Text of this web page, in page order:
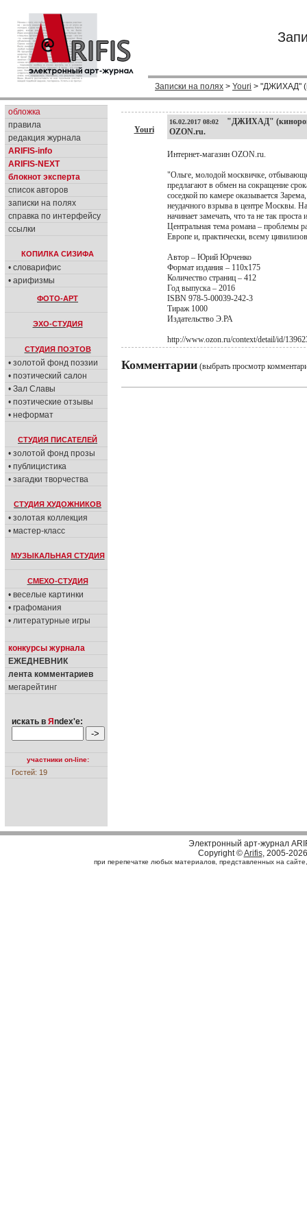
Записки на полях > Youri > "ДЖИХАД"
обложка
правила
редакция журнала
ARIFIS-info
ARIFIS-NEXT
блокнот эксперта
список авторов
записки на полях
справка по интерфейсу
ссылки
КОПИЛКА СИЗИФА
• словарифис
• арифизмы
ФОТО-АРТ
ЭХО-СТУДИЯ
СТУДИЯ ПОЭТОВ
• золотой фонд поэзии
• поэтический салон
• Зал Славы
• поэтические отзывы
• неформат
СТУДИЯ ПИСАТЕЛЕЙ
• золотой фонд прозы
• публицистика
• загадки творчества
СТУДИЯ ХУДОЖНИКОВ
• золотая коллекция
• мастер-класс
МУЗЫКАЛЬНАЯ СТУДИЯ
СМЕХО-СТУДИЯ
• веселые картинки
• графомания
• литературные игры
конкурсы журнала
ЕЖЕДНЕВНИК
лента комментариев
мегарейтинг
искать в Я ndex'е:
участники on-line:
Гостей: 19
Youri
16.02.2017 08:02
"ДЖИХАД"
OZON.ru.
Интернет-магазин OZON.ru.
"Ольге, молодой москвичке,
предлагают в обмен на сокращение
соседкой по камере оказывается
неудачного взрыва в центре Москвы.
начинает замечать, что та не так
Центральная тема романа – проблемы
Европе и, практически, всему
Автор – Юрий Юрченко
Формат издания – 110x175
Количество страниц – 412
Год выпуска – 2016
ISBN 978-5-00039-242-3
Тираж 1000
Издательство Э.РА
http://www.ozon.ru/context/detail/id/
Комментарии (выбрать просмотр
Электронный арт-журнал
Copyright ©Arifis, 2005-2026
при перепечатке любых материалов, представленных на